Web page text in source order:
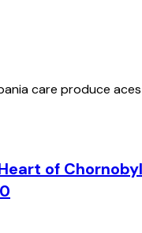
care produce
Heart of